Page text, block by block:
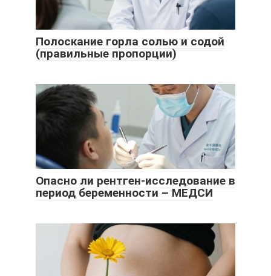
Полоскание горла солью и содой
(правильные пропорции)
Опасно ли рентген-исследование в
период беременности – МЕДСИ